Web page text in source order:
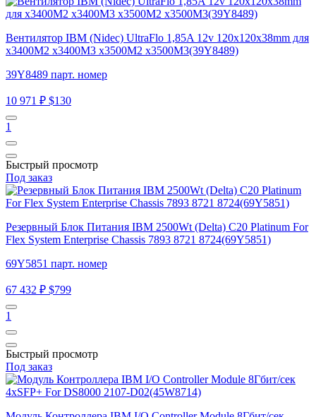
Вентилятор IBM (Nidec) UltraFlo 1,85A 12v 120x120x38mm для
x3400M2 x3400M3 x3500M2 x3500M3(39Y8489)
39Y8489 парт. номер
10 971 ₽ $130
1
Быстрый просмотр
Под заказ
Резервный Блок Питания IBM 2500Wt (Delta) C20 Platinum For
Flex System Enterprise Chassis 7893 8721 8724(69Y5851)
69Y5851 парт. номер
67 432 ₽ $799
1
Быстрый просмотр
Под заказ